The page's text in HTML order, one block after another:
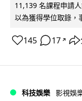
11,139 名課程申請
以為獲得學位取錄，
145 17 ↗
科技娛樂 影視娛